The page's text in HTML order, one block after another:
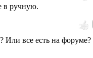
в ручную.
Или все есть на форуме?